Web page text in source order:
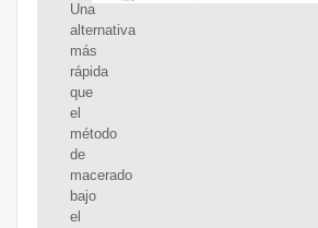
Una
alternativa
más
rápida
que
el
método
de
macerado
bajo
el